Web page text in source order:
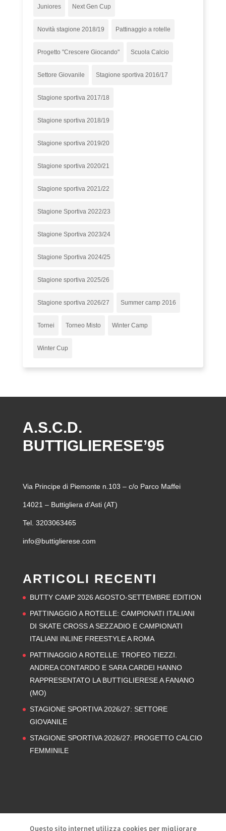
Juniores Next Gen Cup
Novità stagione 2018/19 Pattinaggio a rotelle
Progetto "Crescere Giocando" Scuola Calcio
Settore Giovanile Stagione sportiva 2016/17
Stagione sportiva 2017/18
Stagione sportiva 2018/19
Stagione sportiva 2019/20
Stagione sportiva 2020/21
Stagione sportiva 2021/22
Stagione Sportiva 2022/23
Stagione Sportiva 2023/24
Stagione Sportiva 2024/25
Stagione sportiva 2025/26
Stagione sportiva 2026/27 Summer camp 2016
Tornei Torneo Misto Winter Camp
Winter Cup
A.S.C.D.
BUTTIGLIERESE’95
Via Principe di Piemonte n.103 – c/o Parco Maffei
14021 – Buttigliera d’Asti (AT)
Tel. 3203063465
info@buttiglierese.com
ARTICOLI RECENTI
BUTTY CAMP 2026 AGOSTO-SETTEMBRE EDITION
PATTINAGGIO A ROTELLE: CAMPIONATI ITALIANI
DI SKATE CROSS A SEZZADIO E CAMPIONATI
ITALIANI INLINE FREESTYLE A ROMA
PATTINAGGIO A ROTELLE: TROFEO TIEZZI.
ANDREA CONTARDO E SARA CARDEI HANNO
RAPPRESENTATO LA BUTTIGLIERESE A FANANO
(MO)
STAGIONE SPORTIVA 2026/27: SETTORE
GIOVANILE
STAGIONE SPORTIVA 2026/27: PROGETTO CALCIO
FEMMINILE
Questo sito internet utilizza cookies per migliorare